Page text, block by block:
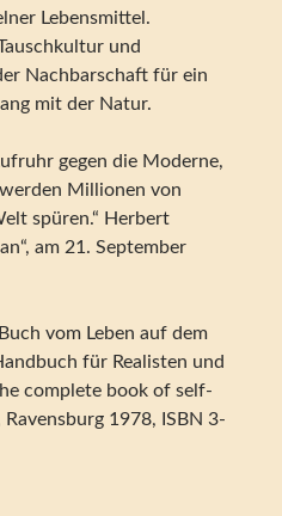
Lebensmittel.
und
Nachbarschaft für ein
mit der Natur.
gegen die Moderne,
Millionen von
spüren.“ Herbert
am 21. September
vom Leben auf dem
für Realisten und
complete book of self-
1978, ISBN 3-